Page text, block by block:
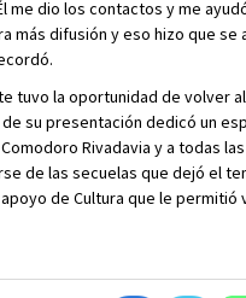
me dio los contactos y me
más difusión y eso hizo que se
tuvo la oportunidad de volver
su presentación dedicó un
Rivadavia y a todas
de las secuelas que dejó el
de Cultura que le permitió